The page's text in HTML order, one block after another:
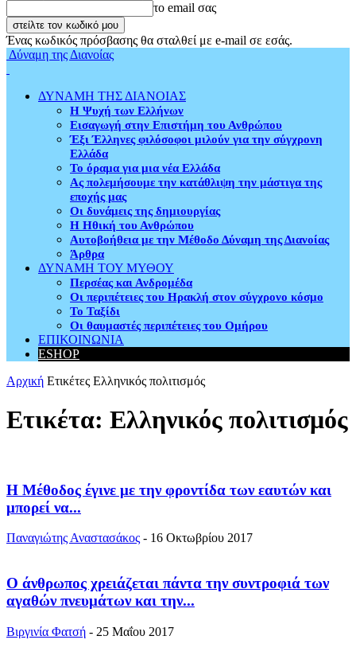
το email σας
Ένας κωδικός πρόσβασης θα σταλθεί με e-mail σε εσάς.
Δύναμη της Διανοίας
ΔΥΝΑΜΗ ΤΗΣ ΔΙΑΝΟΙΑΣ
Η Ψυχή των Ελλήνων
Εισαγωγή στην Επιστήμη του Ανθρώπου
Έξι Έλληνες φιλόσοφοι μιλούν για την σύγχρονη
Ελλάδα
Το όραμα για μια νέα Ελλάδα
Ας πολεμήσουμε την κατάθλιψη την μάστιγα της
εποχής μας
Οι δυνάμεις της δημιουργίας
Η Ηθική του Ανθρώπου
Αυτοβοήθεια με την Μέθοδο Δύναμη της Διανοίας
Άρθρα
ΔΥΝΑΜΗ ΤΟΥ ΜΥΘΟΥ
Περσέας και Ανδρομέδα
Οι περιπέτειες του Ηρακλή στον σύγχρονο κόσμο
Το Ταξίδι
Οι θαυμαστές περιπέτειες του Ομήρου
ΕΠΙΚΟΙΝΩΝΙΑ
ESHOP
Αρχική Ετικέτες Ελληνικός πολιτισμός
Ετικέτα: Ελληνικός πολιτισμός
Η Μέθοδος έγινε με την φροντίδα των εαυτών και
μπορεί να...
Παναγιώτης Αναστασάκος - 16 Οκτωβρίου 2017
Ο άνθρωπος χρειάζεται πάντα την συντροφιά των
αγαθών πνευμάτων και την...
Βιργινία Φατσή - 25 Μαΐου 2017